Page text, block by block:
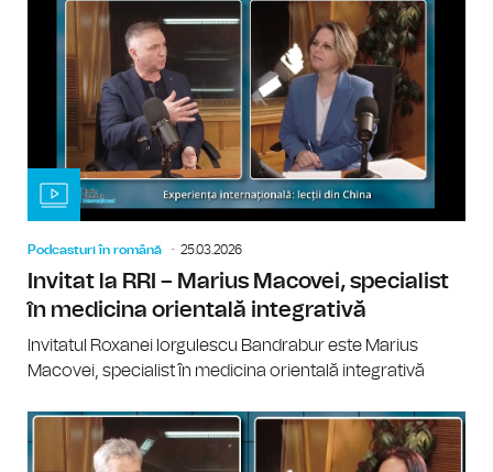
Podcasturi în română 25.03.2026
Invitat la RRI – Marius Macovei, specialist
în medicina orientală integrativă
Invitatul Roxanei Iorgulescu Bandrabur este Marius
Macovei, specialist în medicina orientală integrativă